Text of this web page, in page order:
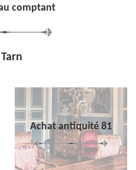
comptant
Achat antiquité 81